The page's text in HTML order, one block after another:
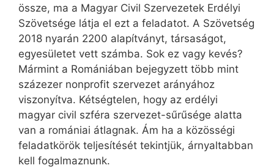
össze, ma a Magyar Civil Szervezetek Erdélyi
Szövetsége látja el ezt a feladatot. A Szövetség
2018 nyarán 2200 alapítványt, társaságot,
egyesületet vett számba. Sok ez vagy kevés?
Mármint a Romániában bejegyzett több mint
százezer nonprofit szervezet arányához
viszonyítva. Kétségtelen, hogy az erdélyi
magyar civil szféra szervezet-sűrűsége alatta
van a romániai átlagnak. Ám ha a közösségi
feladatkörök teljesítését tekintjük, árnyaltabban
kell fogalmaznunk.